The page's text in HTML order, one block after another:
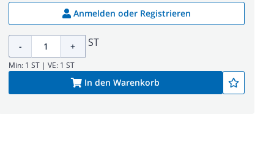
Anmelden oder Registrieren
- + ST
Min: 1 ST | VE: 1 ST
In den Warenkorb